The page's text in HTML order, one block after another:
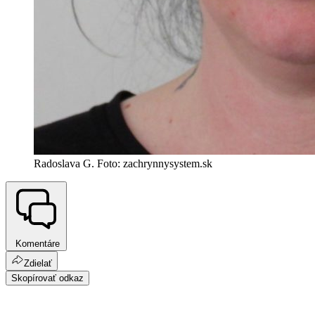
Radoslava G. Foto: zachrynnysystem.sk
Komentáre
Zdielať
Skopírovať odkaz